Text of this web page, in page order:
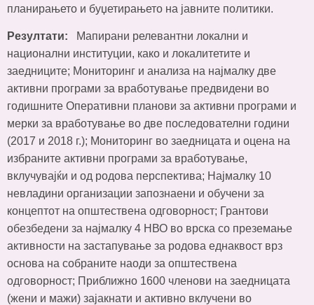
планирањето и буџетирањето на јавните политики.
Резултати: Мапирани релевантни локални и
национални институции, како и локалитетите и
заедниците; Мониторинг и анализа на најмалку две
активни програми за вработување предвидени во
годишните Оперативни планови за активни програми и
мерки за вработување во две последователни години
(2017 и 2018 г.); Мониторинг во заедницата и оцена на
избраните активни програми за вработување,
вклучувајќи и од родова перспектива; Најмалку 10
невладини организации запознаени и обучени за
концептот на општествена одговорност; Грантови
обезбедени за најмалку 4 НВО во врска со преземање
активности на застапување за родова еднаквост врз
основа на собраните наоди за општествена
одговорност; Приближно 1600 членови на заедницата
(жени и мажи) зајакнати и активно вклучени во